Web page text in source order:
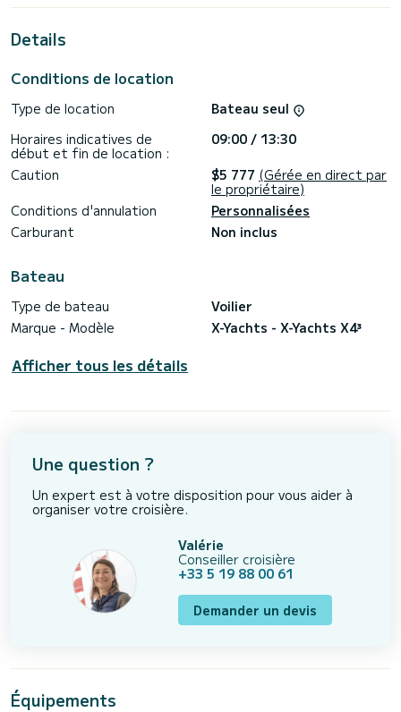
votre meilleur allié pour passer des vacances extraordinaires
automatique, Propulseur d'étrave, TV, Dessalinisateur, Winch
Nous vous invitions à faire une demande de devis
directement via la plateforme, nous reviendrons vers vous
Details
Conditions de location
Type de location
Bateau seul
Horaires indicatives de
début et fin de location :
09:00 / 13:30
Caution
$5 777 (Gérée en direct par
le propriétaire)
Conditions d'annulation
Personnalisées
Carburant
Non inclus
Bateau
Type de bateau
Voilier
Marque - Modèle
X-Yachts - X-Yachts X4³
Afficher tous les détails
Une question ?
Un expert est à votre disposition pour vous aider à
organiser votre croisière.
Valérie
Conseiller croisière
+33 5 19 88 00 61
Demander un devis
Équipements